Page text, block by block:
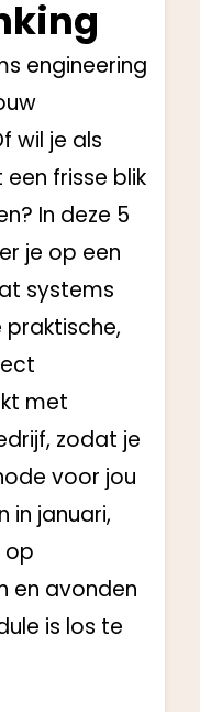
engineering
wil je als
frisse blik
In deze 5
je op een
systems
praktische,
met
zodat je
voor jou
in januari,
op
en avonden
is los te